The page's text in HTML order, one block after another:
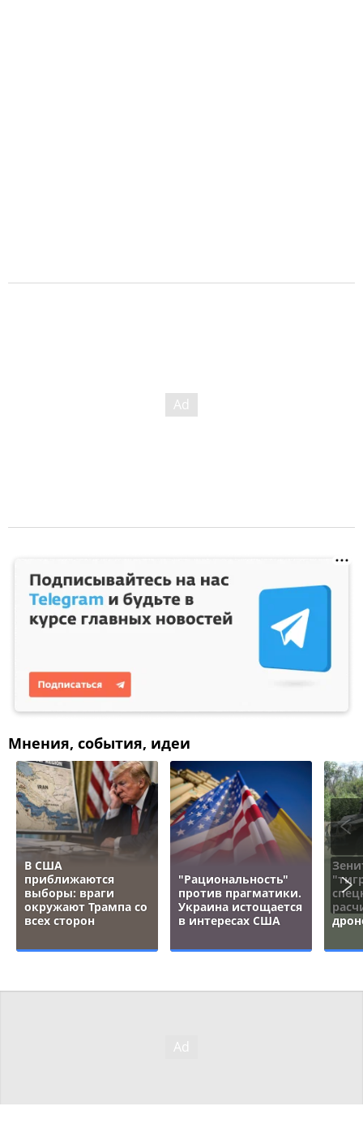
Мнения, события, идеи
В США
приближаются
выборы: враги
окружают Трампа со
всех сторон
"Рациональность"
против прагматики.
Украина истощается
в интересах США